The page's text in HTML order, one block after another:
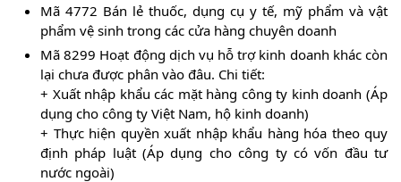
Mã 4772 Bán lẻ thuốc, dụng cụ y tế, mỹ phẩm và vật
phẩm vệ sinh trong các cửa hàng chuyên doanh
Mã 8299 Hoạt động dịch vụ hỗ trợ kinh doanh khác còn
lại chưa được phân vào đâu. Chi tiết:
+ Xuất nhập khẩu các mặt hàng công ty kinh doanh (Áp
dụng cho công ty Việt Nam, hộ kinh doanh)
+ Thực hiện quyền xuất nhập khẩu hàng hóa theo quy
định pháp luật (Áp dụng cho công ty có vốn đầu tư
nước ngoài)